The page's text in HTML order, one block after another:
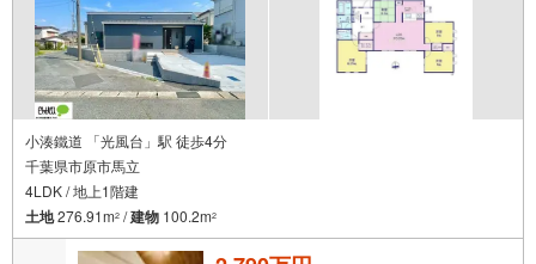
小湊鐵道 「光風台」駅 徒歩4分
千葉県市原市馬立
4LDK / 地上1階建
土地276.91m2 /建物 100.2m2